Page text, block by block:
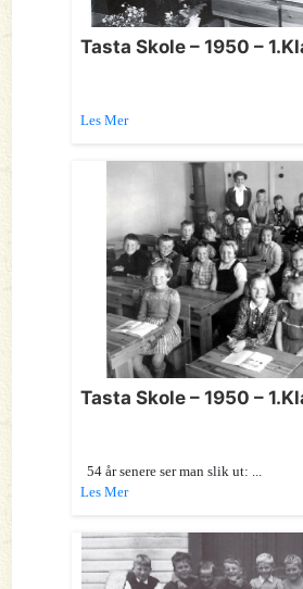
Tasta Skole – 1950 –
Les Mer
Tasta Skole – 1950 –
54 år senere ser man slik ut: ...
Les Mer